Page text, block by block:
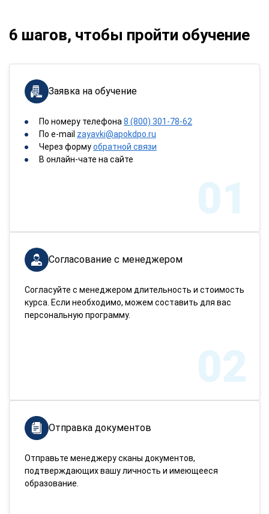
6 шагов, чтобы пройти обучение
Заявка на обучение
По номеру телефона 8 (800) 301-78-62
По e-mail zayavki@apokdpo.ru
Через формуобратной связи
В онлайн-чате на сайте
01
Согласование с менеджером
Согласуйте с менеджером длительность и стоимость
курса. Если необходимо, можем составить для вас
персональную программу.
02
Отправка документов
Отправьте менеджеру сканы документов,
подтверждающих вашу личность и имеющееся
образование.